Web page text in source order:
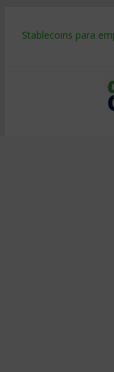
Stablecoins para
Despido silencioso:
IA en selección de
Trabajo forzoso en
Mercado hispano